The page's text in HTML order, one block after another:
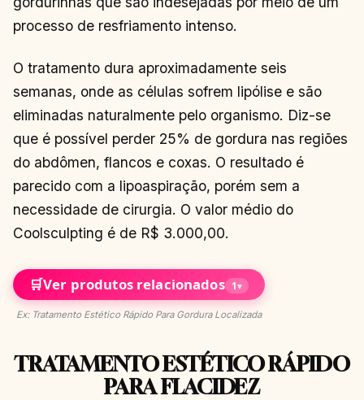
processo de resfriamento intenso.
O tratamento dura aproximadamente seis
semanas, onde as células sofrem lipólise e são
eliminadas naturalmente pelo organismo. Diz-se
que é possível perder 25% de gordura nas regiões
do abdômen, flancos e coxas. O resultado é
parecido com a lipoaspiração, porém sem a
necessidade de cirurgia. O valor médio do
Coolsculpting é de R$ 3.000,00.
🛒Ver produtos relacionados 1▾
Ex: Tratamento Estético Rápido Para Gordura Localizada
TRATAMENTO ESTÉTICO RÁPIDO
PARA FLACIDEZ